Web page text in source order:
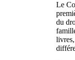
Le
du